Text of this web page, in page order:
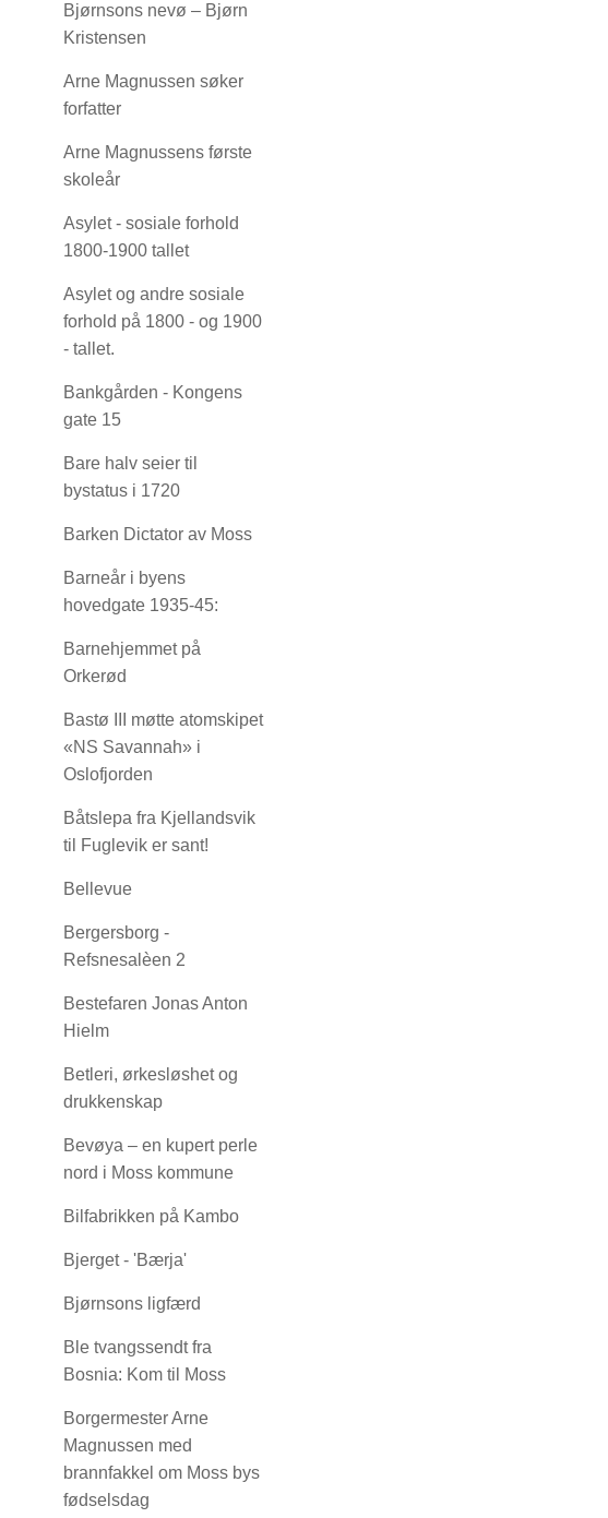
Bjørnsons nevø – Bjørn
Kristensen
Arne Magnussen søker
forfatter
Arne Magnussens første
skoleår
Asylet - sosiale forhold
1800-1900 tallet
Asylet og andre sosiale
forhold på 1800 - og 1900
- tallet.
Bankgården - Kongens
gate 15
Bare halv seier til
bystatus i 1720
Barken Dictator av Moss
Barneår i byens
hovedgate 1935-45:
Barnehjemmet på
Orkerød
Bastø III møtte atomskipet
«NS Savannah» i
Oslofjorden
Båtslepa fra Kjellandsvik
til Fuglevik er sant!
Bellevue
Bergersborg -
Refsnesalèen 2
Bestefaren Jonas Anton
Hielm
Betleri, ørkesløshet og
drukkenskap
Bevøya – en kupert perle
nord i Moss kommune
Bilfabrikken på Kambo
Bjerget - 'Bærja'
Bjørnsons ligfærd
Ble tvangssendt fra
Bosnia: Kom til Moss
Borgermester Arne
Magnussen med
brannfakkel om Moss bys
fødselsdag